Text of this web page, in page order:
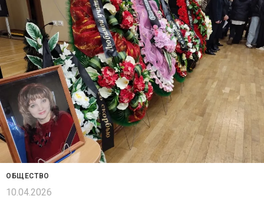
ОБЩЕСТВО
10.04.2026